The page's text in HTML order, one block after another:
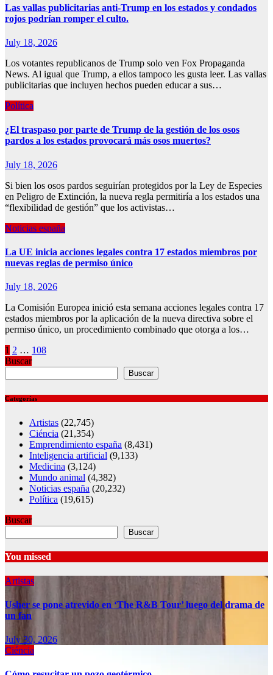
Las vallas publicitarias anti-Trump en los estados y condados
rojos podrían romper el culto.
July 18, 2026
Los votantes republicanos de Trump solo ven Fox Propaganda
News. Al igual que Trump, a ellos tampoco les gusta leer. Las vallas
publicitarias que incluyen hechos pueden educar a sus…
Política
¿El traspaso por parte de Trump de la gestión de los osos
pardos a los estados provocará más osos muertos?
July 18, 2026
Si bien los osos pardos seguirían protegidos por la Ley de Especies
en Peligro de Extinción, la nueva regla permitiría a los estados una
“flexibilidad de gestión” que los activistas…
Noticias españa
La UE inicia acciones legales contra 17 estados miembros por
nuevas reglas de permiso único
July 18, 2026
La Comisión Europea inició esta semana acciones legales contra 17
estados miembros por la aplicación de la nueva directiva sobre el
permiso único, un procedimiento combinado que otorga a los…
Posts
pagination
1 2 … 108
Buscar
Buscar
Categorías
Artistas (22,745)
Ciéncia (21,354)
Emprendimiento españa (8,431)
Inteligencia artificial (9,133)
Medicina (3,124)
Mundo animal (4,382)
Noticias españa (20,232)
Política (19,615)
Buscar
Buscar
You missed
Artistas
Usher se pone atrevido en ‘The R&B Tour’ luego del drama de
un fan
July 30, 2026
Ciéncia